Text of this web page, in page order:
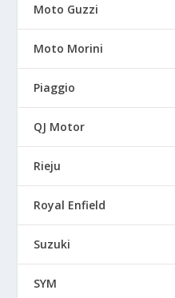
Moto Guzzi
Moto Morini
Piaggio
QJ Motor
Rieju
Royal Enfield
Suzuki
SYM